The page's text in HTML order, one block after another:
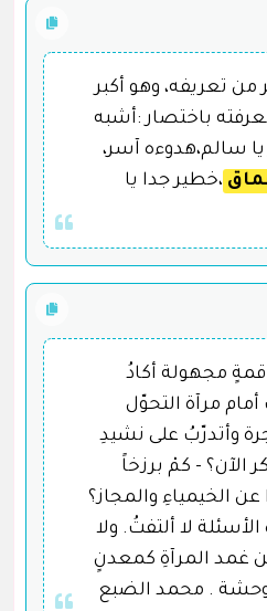
من تعريفه، وهو أكبر
باختصار :أشبه
يا سالم،هدوءه آسر،
،خطير جدا يا
مجهولة أكادُ
مرآة التحوّل
وأتدرّبُ على نشيدِ
الآن؟ - كمْ برزخاً
الخيمياءِ والمجاز؟
لا ألتفتُ. ولا
غمد المرآةِ كمعدنٍ
. محمد الضبع